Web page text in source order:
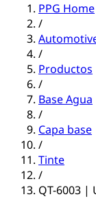
PPG Home
/
/
Productos
/
Base Agua
/
Capa base
/
Tinte
/
QT-6003 |